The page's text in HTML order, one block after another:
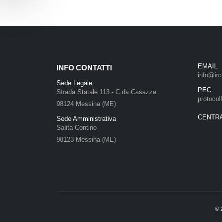
INFO CONTATTI
Sede Legale
Strada Statale 113 - C.da Casazza
98124 Messina (ME)
Sede Amministrativa
Salita Contino
98123 Messina (ME)
EMAIL
PEC
©